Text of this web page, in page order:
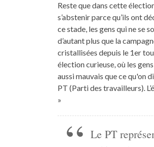
Reste que dans cette
s’abstenir parce qu’ils ont
ce stade, les gens qui ne se
d’autant plus que la
cristallisées depuis le 1er
élection curieuse, où les
aussi mauvais que ce qu'on
PT (Parti des travailleurs).
»
Le PT